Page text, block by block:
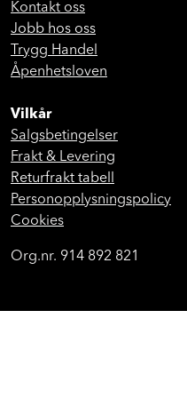
Kontakt oss
Jobb hos oss
Trygg Handel
Åpenhetsloven
Vilkår
Salgsbetingelser
Frakt & Levering
Returfrakt tabell
Personopplysningspolicy
Cookies
Org.nr. 914 892 821